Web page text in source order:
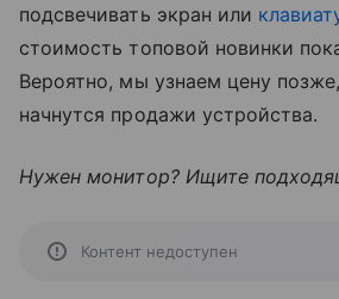
подсвечивать экран или
стоимость топовой новинки
Вероятно, мы узнаем цену
начнутся продажи устройства.
Нужен монитор? Ищите
Контент недоступен